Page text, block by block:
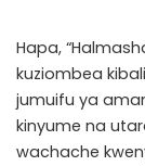
Hapa,
kuziombea
jumuifu ya
kinyume na
wachache